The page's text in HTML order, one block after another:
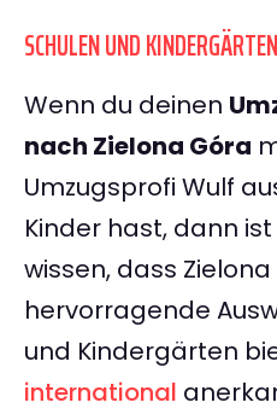
SCHULEN UND
Wenn du deinen
nach Zielona Góra
Umzugsprofi Wulf
Kinder hast, dann
wissen, dass
hervorragende
und Kindergärten
international